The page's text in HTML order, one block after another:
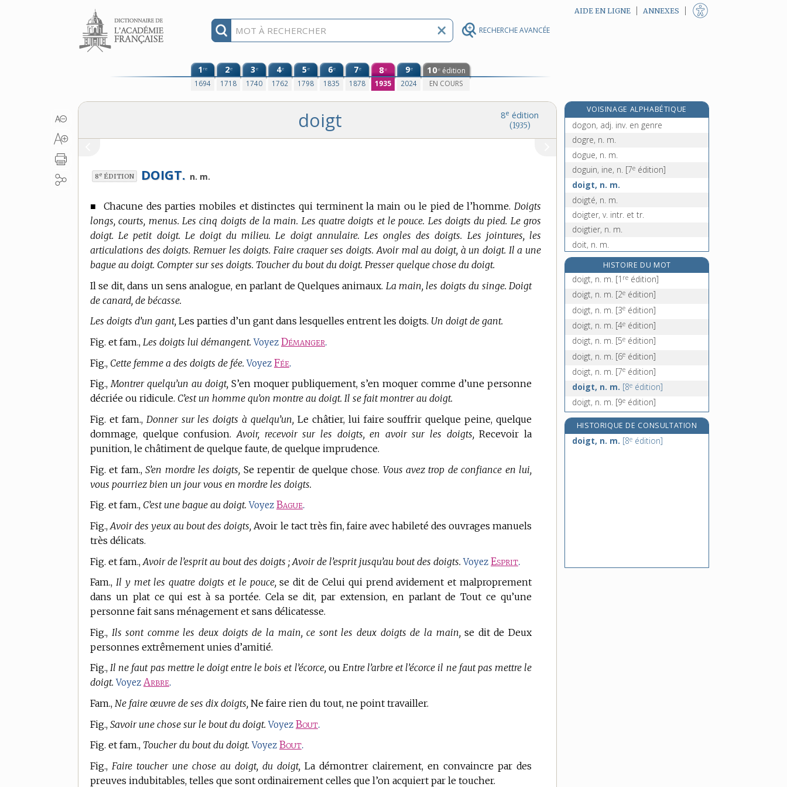
RECHERCHE AVANCÉE
Aller au contenu AIDE EN LIGNE ANNEXES
1re
1694
2e
1718
3e
1740
4e
1762
5e
1798
6e
1835
7e
1878
8e
1935
9e
2024
10e édition
EN COURS
8e édition
(1935)
doigt
8e ÉDITION DOIGT. n. m.
■Chacune des parties mobiles et distinctes qui terminent la main ou le pied de l’homme. Doigts
longs, courts, menus. Les cinq doigts de la main. Les quatre doigts et le pouce. Les doigts du pied. Le gros
doigt. Le petit doigt. Le doigt du milieu. Le doigt annulaire. Les ongles des doigts. Les jointures, les
articulations des doigts. Remuer les doigts. Faire craquer ses doigts. Avoir mal au doigt, à un doigt. Il a une
bague au doigt. Compter sur ses doigts. Toucher du bout du doigt. Presser quelque chose du doigt.
Il se dit, dans un sens analogue, en parlant de Quelques animaux. La main, les doigts du singe. Doigt
de canard, de bécasse.
Les doigts d’un gant, Les parties d’un gant dans lesquelles entrent les doigts. Un doigt de gant.
Fig. et fam., Les doigts lui démangent. Voyez Démanger.
Fig., Cette femme a des doigts de fée. Voyez Fée.
Fig.,Montrer quelqu’un au doigt,S’en moquer publiquement, s’en moquer comme d’une personne
décriée ou ridicule. C’est un homme qu’on montre au doigt. Il se fait montrer au doigt.
Fig. et fam., Donner sur les doigts à quelqu’un, Le châtier, lui faire souffrir quelque peine, quelque
dommage, quelque confusion. Avoir, recevoir sur les doigts, en avoir sur les doigts, Recevoir la
punition, le châtiment de quelque faute, de quelque imprudence.
Fig. et fam.,S’en mordre les doigts, Se repentir de quelque chose. Vous avez trop de confiance en lui,
vous pourriez bien un jour vous en mordre les doigts.
Fig. et fam., C’est une bague au doigt. Voyez Bague.
Fig.,Avoir des yeux au bout des doigts, Avoir le tact très fin, faire avec habileté des ouvrages manuels
très délicats.
Fig. et fam., Avoir de l’esprit au bout des doigts ; Avoir de l’esprit jusqu’au bout des doigts. Voyez Esprit.
Fam., Il y met les quatre doigts et le pouce,se dit de Celui qui prend avidement et malproprement
dans un plat ce qui est à sa portée. Cela se dit, par extension, en parlant de Tout ce qu’une
personne fait sans ménagement et sans délicatesse.
Fig., Ils sont comme les deux doigts de la main, ce sont les deux doigts de la main, se dit de Deux
personnes extrêmement unies d’amitié.
Fig.,Il ne faut pas mettre le doigt entre le bois et l’écorce,ou Entre l’arbre et l’écorce il ne faut pas mettre le
doigt. Voyez Arbre.
Fam., Ne faire œuvre de ses dix doigts, Ne faire rien du tout, ne point travailler.
Fig., Savoir une chose sur le bout du doigt. Voyez Bout.
Fig. et fam., Toucher du bout du doigt. Voyez Bout.
Fig.,Faire toucher une chose au doigt, du doigt, La démontrer clairement, en convaincre par des
preuves indubitables, telles que sont ordinairement celles que l’on acquiert par le toucher.
VOISINAGE ALPHABÉTIQUE
dogme, n. m.
dogon, adj. inv. en genre
dogre, n. m.
dogue, n. m.
doguin, ine, n. [7e édition]
doigt, n. m.
doigté, n. m.
doigter, v. intr. et tr.
doigtier, n. m.
doit, n. m.
dojo, n. m.
dol, n. m.
dolage, n. m.
dolcissimo, adv.
HISTOIRE DU MOT
doigt, n. m. [1 re édition]
doigt, n. m. [2e édition]
doigt, n. m. [3e édition]
doigt, n. m. [4e édition]
doigt, n. m. [5e édition]
doigt, n. m. [6e édition]
doigt, n. m. [7e édition]
doigt, n. m. [8e édition]
doigt, n. m. [9e édition]
HISTORIQUE DE CONSULTATION
doigt, n. m. [8e édition]